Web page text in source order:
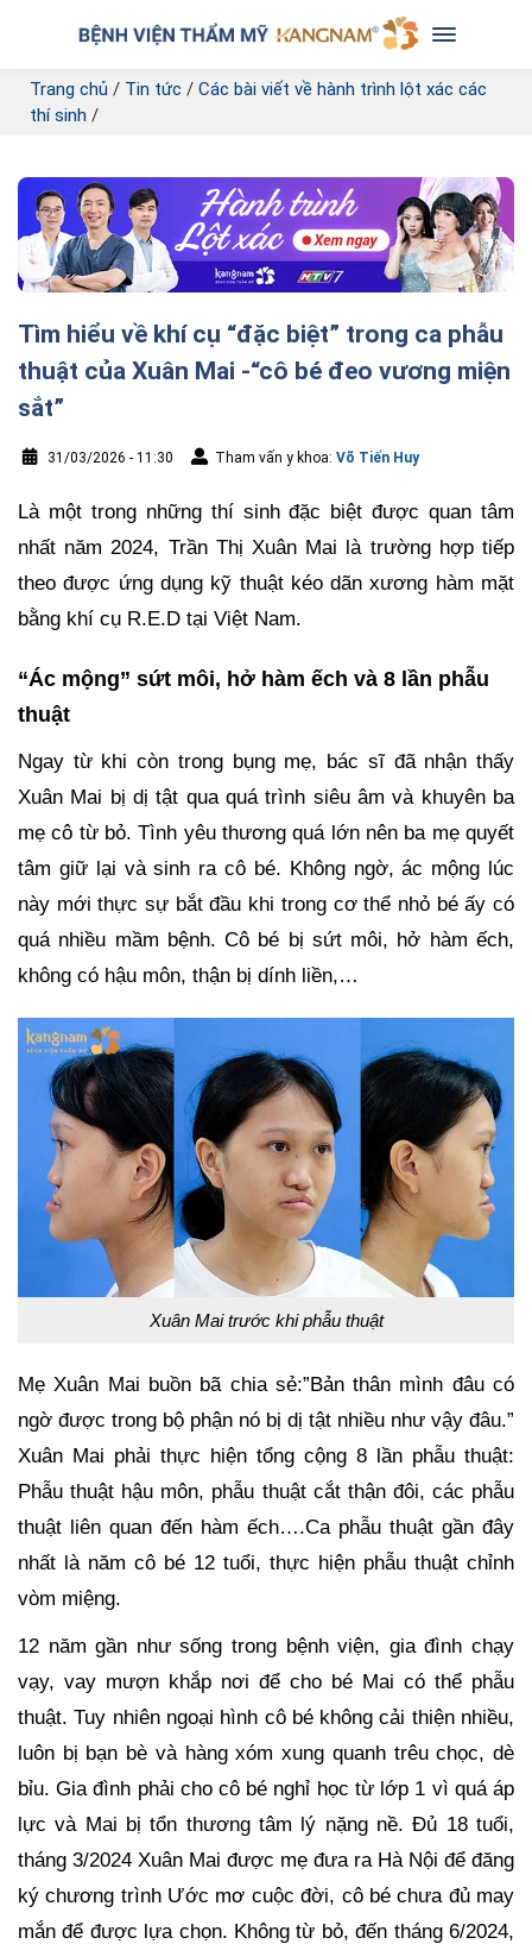
Trang chủ / Tin tức / Các bài viết về hành trình lột xác các
thí sinh /
Tìm hiểu về khí cụ “đặc biệt” trong ca phẫu
thuật của Xuân Mai -“cô bé đeo vương miện
sắt”
31/03/2026 - 11:30 Tham vấn y khoa: Võ Tiến Huy
Là một trong những thí sinh đặc biệt được quan tâm
nhất năm 2024, Trần Thị Xuân Mai là trường hợp tiếp
theo được ứng dụng kỹ thuật kéo dãn xương hàm mặt
bằng khí cụ R.E.D tại Việt Nam.
“Ác mộng” sứt môi, hở hàm ếch và 8 lần phẫu
thuật
Ngay từ khi còn trong bụng mẹ, bác sĩ đã nhận thấy
Xuân Mai bị dị tật qua quá trình siêu âm và khuyên ba
mẹ cô từ bỏ. Tình yêu thương quá lớn nên ba mẹ quyết
tâm giữ lại và sinh ra cô bé. Không ngờ, ác mộng lúc
này mới thực sự bắt đầu khi trong cơ thể nhỏ bé ấy có
quá nhiều mầm bệnh. Cô bé bị sứt môi, hở hàm ếch,
không có hậu môn, thận bị dính liền,…
Xuân Mai trước khi phẫu thuật
Mẹ Xuân Mai buồn bã chia sẻ:”Bản thân mình đâu có
ngờ được trong bộ phận nó bị dị tật nhiều như vậy đâu.”
Xuân Mai phải thực hiện tổng cộng 8 lần phẫu thuật:
Phẫu thuật hậu môn, phẫu thuật cắt thận đôi, các phẫu
thuật liên quan đến hàm ếch….Ca phẫu thuật gần đây
nhất là năm cô bé 12 tuổi, thực hiện phẫu thuật chỉnh
vòm miệng.
12 năm gần như sống trong bệnh viện, gia đình chạy
vạy, vay mượn khắp nơi để cho bé Mai có thể phẫu
thuật. Tuy nhiên ngoại hình cô bé không cải thiện nhiều,
luôn bị bạn bè và hàng xóm xung quanh trêu chọc, dè
bỉu. Gia đình phải cho cô bé nghỉ học từ lớp 1 vì quá áp
lực và Mai bị tổn thương tâm lý nặng nề. Đủ 18 tuổi,
tháng 3/2024 Xuân Mai được mẹ đưa ra Hà Nội để đăng
ký chương trình Ước mơ cuộc đời, cô bé chưa đủ may
mắn để được lựa chọn. Không từ bỏ, đến tháng 6/2024,